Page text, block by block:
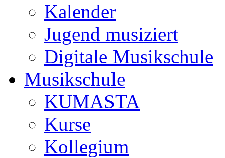
Kalender
Jugend musiziert
Digitale Musikschule
Musikschule
KUMASTA
Kurse
Kollegium